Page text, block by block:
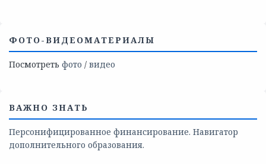
ФОТО-ВИДЕОМАТЕРИАЛЫ
Посмотреть фото / видео
ВАЖНО ЗНАТЬ
Персонифицированное финансирование. Навигатор
дополнительного образования.